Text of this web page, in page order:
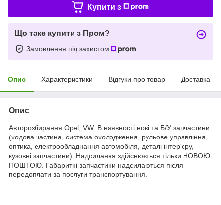
Купити з
Що таке купити з Пром?
Замовлення під захистом
Опис Характеристики Відгуки про товар Доставка
Опис
Авторозбирання Opel, VW. В наявності нові та Б/У запчастини
(ходова частина, система охолодження, рульове управління,
оптика, електрообладнання автомобіля, деталі інтер'єру,
кузовні запчастини). Надсилання здійснюється тільки НОВОЮ
ПОШТОЮ. Габаритні запчастини надсилаються після
передоплати за послуги транспортування.